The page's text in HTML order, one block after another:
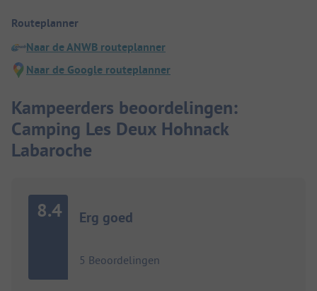
Routeplanner
Naar de ANWB routeplanner
Naar de Google routeplanner
Kampeerders beoordelingen:
Camping Les Deux Hohnack
Labaroche
8.4 Erg goed
5 Beoordelingen